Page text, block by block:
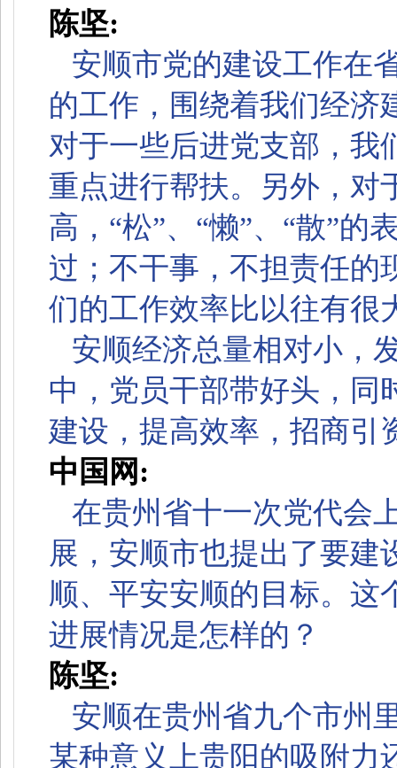
陈坚:
安顺市党的建设工作在
的工作，围绕着我们经济
对于一些后进党支部，我
重点进行帮扶。另外，对
高，“松”、“懒”、“散”的
过；不干事，不担责任的
们的工作效率比以往有很
安顺经济总量相对小，
中，党员干部带好头，同
建设，提高效率，招商引
中国网:
在贵州省十一次党代会
展，安顺市也提出了要建
顺、平安安顺的目标。这
进展情况是怎样的？
陈坚:
安顺在贵州省九个市州
某种意义上贵阳的吸附力